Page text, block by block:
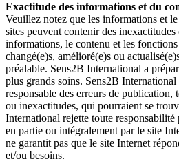
Exactitude des informations et du
Veuillez notez que les informations et
sites peuvent contenir des
informations, le contenu et les
changé(e)s, amélioré(e)s ou
préalable. Sens2B International a
plus grands soins. Sens2B International
responsable des erreurs de publication,
ou inexactitudes, qui pourraient se
International rejette toute responsabilité
en partie ou intégralement par le site
ne garantit pas que le site Internet
et/ou besoins.